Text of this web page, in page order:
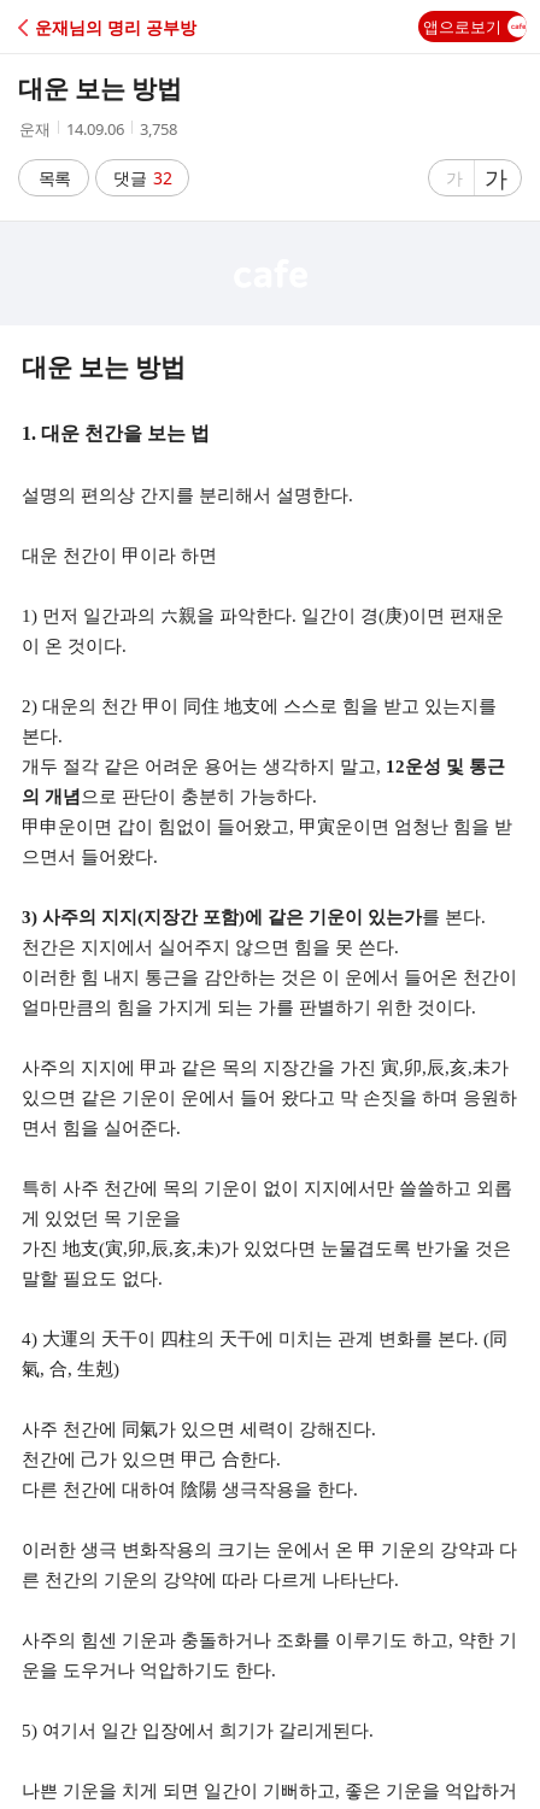
C
A
운재님의 명리 공부방 앱으로보기
대운 보는 방법
작
자
운재
작
시
간
14.09.06
조
수
3,758
목록 댓글 32
글
가
글
자
가
대운 보는 방법
1. 대운 천간을 보는 법
설명의 편의상 간지를 분리해서 설명한다.
대운 천간이 甲이라 하면
1) 먼저 일간과의 六親을 파악한다. 일간이 경(庚)이면 편재운
이 온 것이다.
2) 대운의 천간 甲이 同住 地支에 스스로 힘을 받고 있는지를
본다.
개두 절각 같은 어려운 용어는 생각하지 말고, 12운성 및 통근
의 개념 으로 판단이 충분히 가능하다.
甲申운이면 갑이 힘없이 들어왔고, 甲寅운이면 엄청난 힘을 받
으면서 들어왔다.
3) 사주의 지지(지장간 포함)에 같은 기운이 있는가를 본다.
천간은 지지에서 실어주지 않으면 힘을 못 쓴다.
이러한 힘 내지 통근을 감안하는 것은 이 운에서 들어온 천간이
얼마만큼의 힘을 가지게 되는 가를 판별하기 위한 것이다.
사주의 지지에 甲과 같은 목의 지장간을 가진 寅,卯,辰,亥,未가
있으면 같은 기운이 운에서 들어 왔다고 막 손짓을 하며 응원하
면서 힘을 실어준다.
특히 사주 천간에 목의 기운이 없이 지지에서만 쓸쓸하고 외롭
게 있었던 목 기운을
가진 地支(寅,卯,辰,亥,未)가 있었다면 눈물겹도록 반가울 것은
말할 필요도 없다.
4) 大運의 天干이 四柱의 天干에 미치는 관계 변화를 본다. (同
氣, 合, 生剋)
사주 천간에 同氣가 있으면 세력이 강해진다.
천간에 己가 있으면 甲己 合한다.
다른 천간에 대하여 陰陽 생극작용을 한다.
이러한 생극 변화작용의 크기는 운에서 온 甲 기운의 강약과 다
른 천간의 기운의 강약에 따라 다르게 나타난다.
사주의 힘센 기운과 충돌하거나 조화를 이루기도 하고, 약한 기
운을 도우거나 억압하기도 한다.
5) 여기서 일간 입장에서 희기가 갈리게된다.
나쁜 기운을 치게 되면 일간이 기뻐하고, 좋은 기운을 억압하거